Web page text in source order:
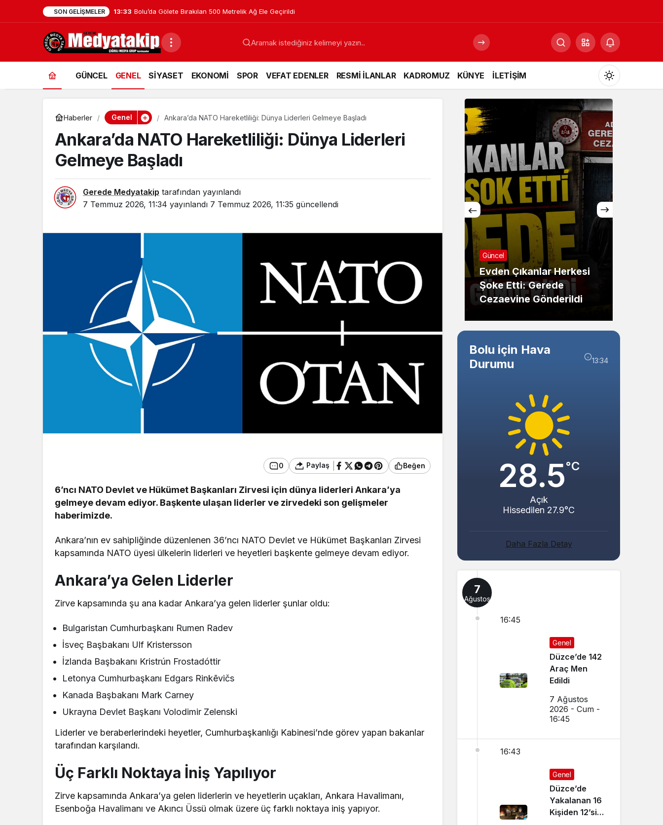
SON GELIŞMELER 11:49 Gerede Kemikli Rampalarında Yangın: Araçlar Kül Oldu
GÜNCEL GENEL SİYASET EKONOMİ SPOR VEFAT EDENLER RESMİ İLANLAR KADROMUZ KÜNYE İLETİŞİM
Mod
değiştir
Gündüz Modu
Gündüz modunu seçin.
Gece Modu
Gece modunu seçin.
Sistem Modu
Sistem modunu seçin.
Haberler Genel Ankara’da NATO Hareketliliği: Dünya Liderleri Gelmeye Başladı
Ankara’da NATO Hareketliliği: Dünya Liderleri
Gelmeye Başladı
Gerede Medyatakip tarafından yayınlandı
7 Temmuz 2026, 11:34 yayınlandı 7 Temmuz 2026, 11:35 güncellendi
0 Paylaş Beğen
6’ncı NATO Devlet ve Hükümet Başkanları Zirvesi için dünya liderleri Ankara’ya
gelmeye devam ediyor. Başkente ulaşan liderler ve zirvedeki son gelişmeler
haberimizde.
Ankara’nın ev sahipliğinde düzenlenen 36’ncı NATO Devlet ve Hükümet Başkanları Zirvesi
kapsamında NATO üyesi ülkelerin liderleri ve heyetleri başkente gelmeye devam ediyor.
Ankara’ya Gelen Liderler
Zirve kapsamında şu ana kadar Ankara’ya gelen liderler şunlar oldu:
Bulgaristan Cumhurbaşkanı Rumen Radev
İsveç Başbakanı Ulf Kristersson
İzlanda Başbakanı Kristrún Frostadóttir
Letonya Cumhurbaşkanı Edgars Rinkēvičs
Kanada Başbakanı Mark Carney
Ukrayna Devlet Başkanı Volodimir Zelenski
Liderler ve beraberlerindeki heyetler, Cumhurbaşkanlığı Kabinesi’nde görev yapan bakanlar
tarafından karşılandı.
Üç Farklı Noktaya İniş Yapılıyor
Zirve kapsamında Ankara’ya gelen liderlerin ve heyetlerin uçakları, Ankara Havalimanı,
Esenboğa Havalimanı ve Akıncı Üssü olmak üzere üç farklı noktaya iniş yapıyor.
Bolu’da Gölete Bırakılan
500 Metrelik Ağ Ele
Geçirildi
Gerede Kemikli
Rampalarında Yangın:
Araçlar Kül Oldu
Güncel
Evden Çıkanlar Herkesi
Şoke Etti: Gerede
Cezaevine Gönderildi
Bolu için Hava
Durumu
13:34
28.5°C
Açık
Hissedilen 27.9°C
Daha Fazla Detay
7
Ağustos
16:45
Genel
Düzce’de 142
Araç Men
Edildi
7 Ağustos
2026 - Cum -
16:45
16:43
Genel
Düzce’de
Yakalanan 16
Kişiden 12’si